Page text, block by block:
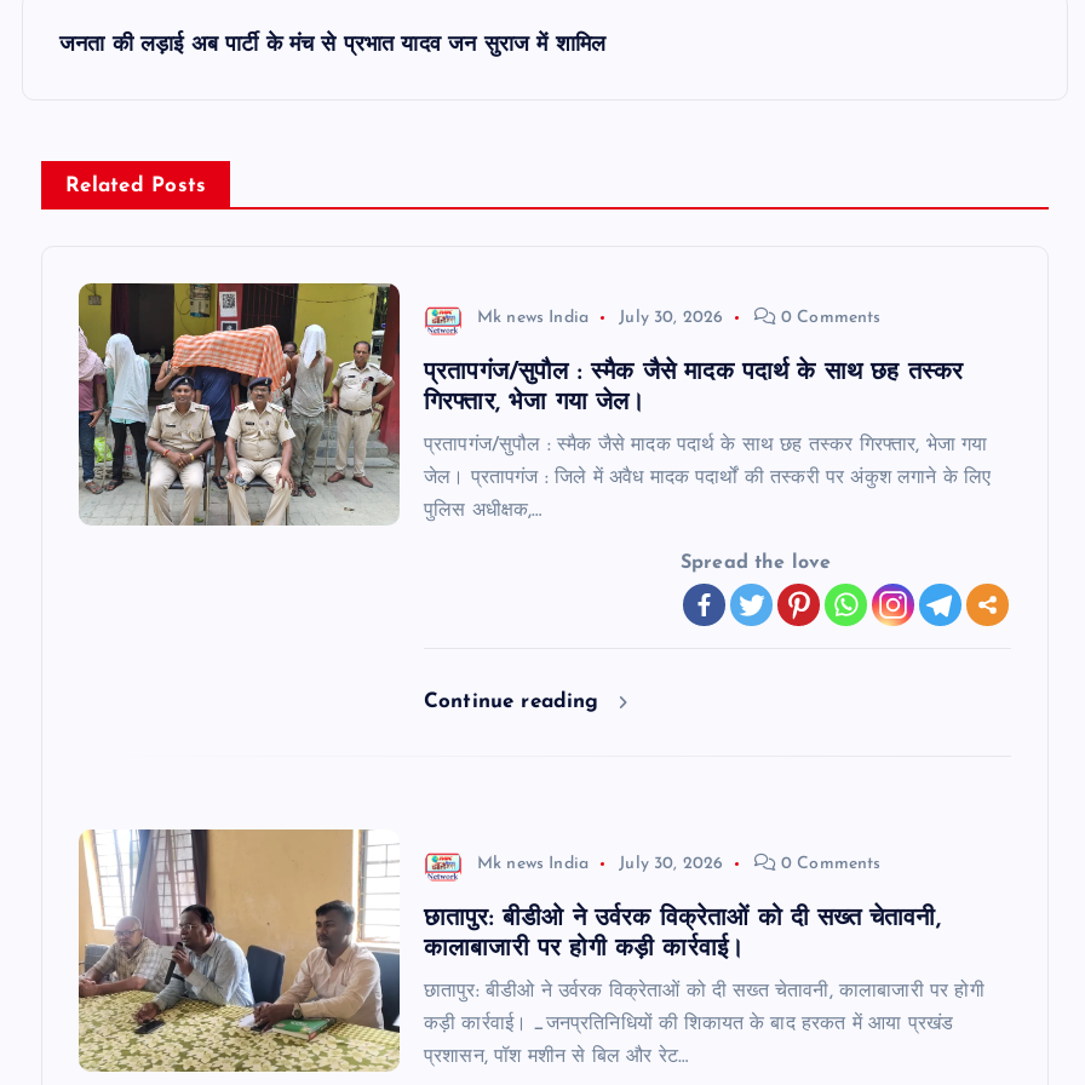
जनता की लड़ाई अब पार्टी के मंच से प्रभात यादव जन सुराज में शामिल
Related Posts
Mk news India July 30, 2026 0 Comments
प्रतापगंज/सुपौल : स्मैक जैसे मादक पदार्थ के साथ छह तस्कर
गिरफ्तार, भेजा गया जेल।
प्रतापगंज/सुपौल : स्मैक जैसे मादक पदार्थ के साथ छह तस्कर गिरफ्तार, भेजा गया
जेल। प्रतापगंज : जिले में अवैध मादक पदार्थों की तस्करी पर अंकुश लगाने के लिए
पुलिस अधीक्षक,…
Spread the love
Continue reading
Mk news India July 30, 2026 0 Comments
छातापुर: बीडीओ ने उर्वरक विक्रेताओं को दी सख्त चेतावनी,
कालाबाजारी पर होगी कड़ी कार्रवाई।
छातापुर: बीडीओ ने उर्वरक विक्रेताओं को दी सख्त चेतावनी, कालाबाजारी पर होगी
कड़ी कार्रवाई। _जनप्रतिनिधियों की शिकायत के बाद हरकत में आया प्रखंड
प्रशासन, पॉश मशीन से बिल और रेट…
पदार्थ के साथ छह तस्कर गिरफ्तार,
भेजा गया जेल।
July 30, 2026
छातापुर:
विक्रेताओं